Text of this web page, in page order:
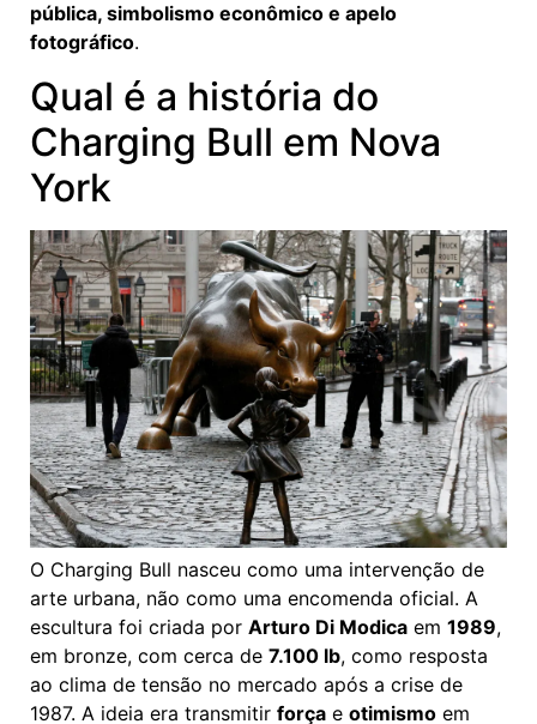
pública, simbolismo econômico e apelo
fotográfico.
Qual é a história do
Charging Bull em Nova
York
O Charging Bull nasceu como uma intervenção de
arte urbana, não como uma encomenda oficial. A
escultura foi criada por Arturo Di Modica em 1989,
em bronze, com cerca de 7.100 lb, como resposta
ao clima de tensão no mercado após a crise de
1987. A ideia era transmitir força e otimismo em